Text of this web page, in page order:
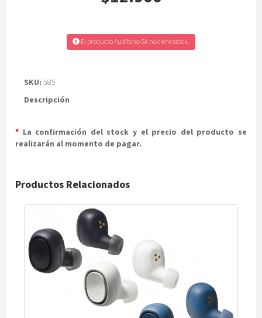
El producto Audifono SX no tiene stock.
SKU: 585
Descripción
* La confirmación del stock y el precio del producto se
realizarán al momento de pagar.
Productos Relacionados